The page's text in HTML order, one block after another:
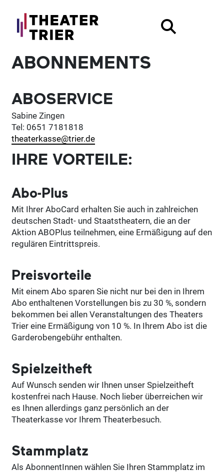
ABONNEMENTS
ABOSERVICE
Sabine Zingen
Tel: 0651 7181818
theaterkasse@trier.de
IHRE VORTEILE:
Abo-Plus
Mit Ihrer AboCard erhalten Sie auch in zahlreichen
deutschen Stadt- und Staatstheatern, die an der
Aktion ABOPlus teilnehmen, eine Ermäßigung auf den
regulären Eintrittspreis.
Preisvorteile
Mit einem Abo sparen Sie nicht nur bei den in Ihrem
Abo enthaltenen Vorstellungen bis zu 30 %, sondern
bekommen bei allen Veranstaltungen des Theaters
Trier eine Ermäßigung von 10 %. In Ihrem Abo ist die
Garderobengebühr enthalten.
Spielzeitheft
Auf Wunsch senden wir Ihnen unser Spielzeitheft
kostenfrei nach Hause. Noch lieber überreichen wir
es Ihnen allerdings ganz persönlich an der
Theaterkasse vor Ihrem Theaterbesuch.
Stammplatz
Als AbonnentInnen wählen Sie Ihren Stammplatz im